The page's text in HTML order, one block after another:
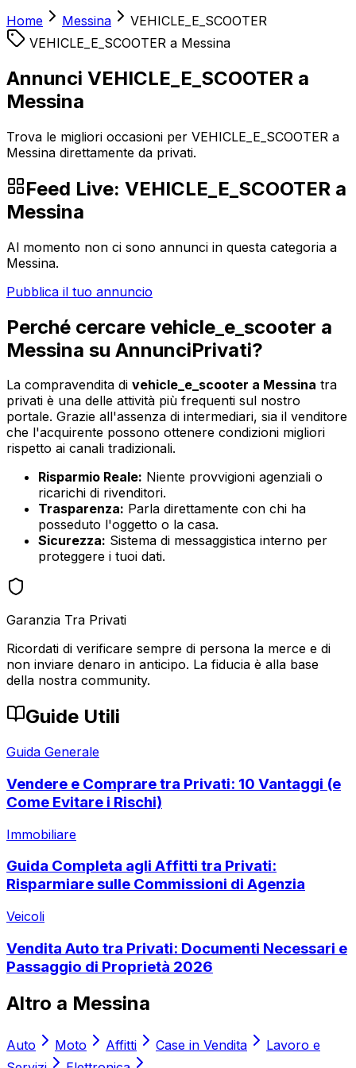
Home Messina
VEHICLE_E_SCOOTER
VEHICLE_E_SCOOTER a Messina
Annunci VEHICLE_E_SCOOTER a
Messina
Trova le migliori occasioni per VEHICLE_E_SCOOTER a
Messina direttamente da privati.
Feed Live: VEHICLE_E_SCOOTER a
Messina
Al momento non ci sono annunci in questa categoria a
Messina.
Pubblica il tuo annuncio
Perché cercare vehicle_e_scooter a
Messina su AnnunciPrivati?
La compravendita di vehicle_e_scooter a Messina tra
privati è una delle attività più frequenti sul nostro
portale. Grazie all'assenza di intermediari, sia il venditore
che l'acquirente possono ottenere condizioni migliori
rispetto ai canali tradizionali.
Risparmio Reale: Niente provvigioni agenziali o
ricarichi di rivenditori.
Trasparenza: Parla direttamente con chi ha
posseduto l'oggetto o la casa.
Sicurezza: Sistema di messaggistica interno per
proteggere i tuoi dati.
Garanzia Tra Privati
Ricordati di verificare sempre di persona la merce e di
non inviare denaro in anticipo. La fiducia è alla base
della nostra community.
Guide Utili
Guida Generale
Vendere e Comprare tra Privati: 10 Vantaggi (e
Come Evitare i Rischi)
Immobiliare
Guida Completa agli Affitti tra Privati:
Risparmiare sulle Commissioni di Agenzia
Veicoli
Vendita Auto tra Privati: Documenti Necessari e
Passaggio di Proprietà 2026
Altro a Messina
Auto Moto Affitti Case in Vendita
Lavoro e